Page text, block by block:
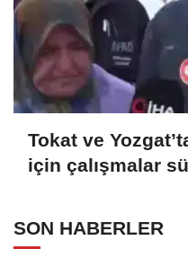
Tokat ve
için çalışmalar
SON HABERLER